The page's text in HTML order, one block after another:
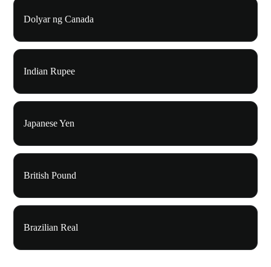
Dolyar ng Canada
Indian Rupee
Japanese Yen
British Pound
Brazilian Real